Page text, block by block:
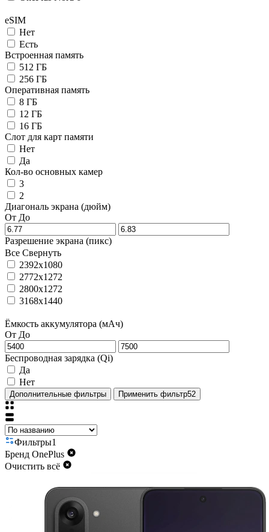
eSIM
Нет
Есть
Встроенная память
512 ГБ
256 ГБ
Оперативная память
8 ГБ
12 ГБ
16 ГБ
Слот для карт памяти
Нет
Да
Кол-во основных камер
3
2
Диагональ экрана (дюйм)
От До
Разрешение экрана (пикс)
Все Свернуть
2392x1080
2772x1272
2800x1272
3168x1440
Ёмкость аккумулятора (мАч)
От До
Беспроводная зарядка (Qi)
Да
Нет
Дополнительные фильтры Применить фильтр52
Фильтры1
Бренд OnePlus
Очистить всё